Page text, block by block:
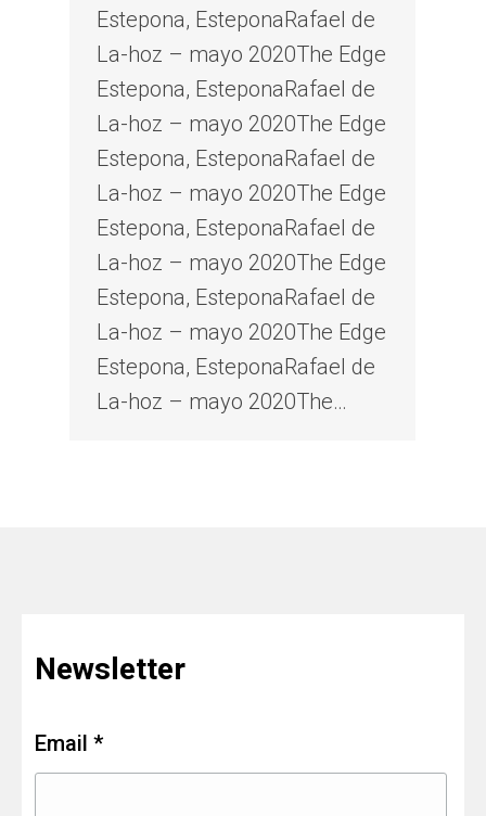
Estepona, EsteponaRafael de
La-hoz – mayo 2020The Edge
Estepona, EsteponaRafael de
La-hoz – mayo 2020The Edge
Estepona, EsteponaRafael de
La-hoz – mayo 2020The Edge
Estepona, EsteponaRafael de
La-hoz – mayo 2020The Edge
Estepona, EsteponaRafael de
La-hoz – mayo 2020The Edge
Estepona, EsteponaRafael de
La-hoz – mayo 2020The…
Newsletter
Email *